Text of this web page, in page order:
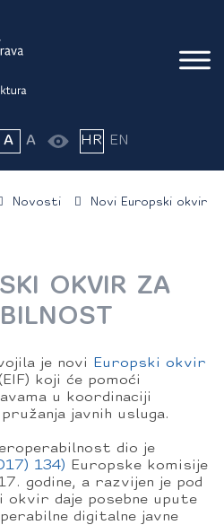
A A HR EN
Novosti
Novi Europski okvir
OKVIR ZA
je novi
Europski okvir
(EIF) koji će pomoći
u koordinaciji
javnih usluga.
dio je
134) Europske komisije
godine, a razvijen je pod
okvir daje posebne upute
digitalne javne